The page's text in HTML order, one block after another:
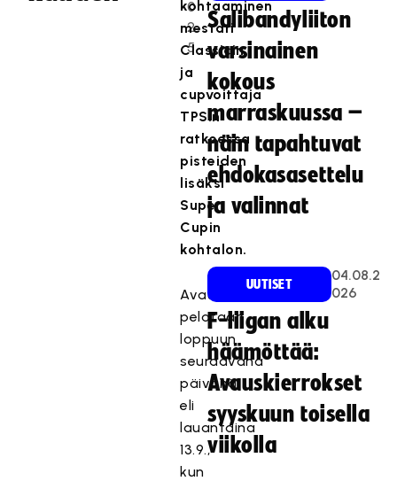
0
2
5
kohtaaminen
mestari
Classicin
ja
cupvoittaja
TPS:n
ratkoessa
pisteiden
lisäksi
Super
Cupin
kohtalon.
Avauskierros
pelataan
loppuun
seuraavana
päivänä
eli
lauantaina
13.9.,
kun
Salibandyliiton
varsinainen
kokous
marraskuussa –
näin tapahtuvat
ehdokasasettelu
ja valinnat
UUTISET
04.08.2
026
F-liigan alku
häämöttää:
Avauskierrokset
syyskuun toisella
viikolla